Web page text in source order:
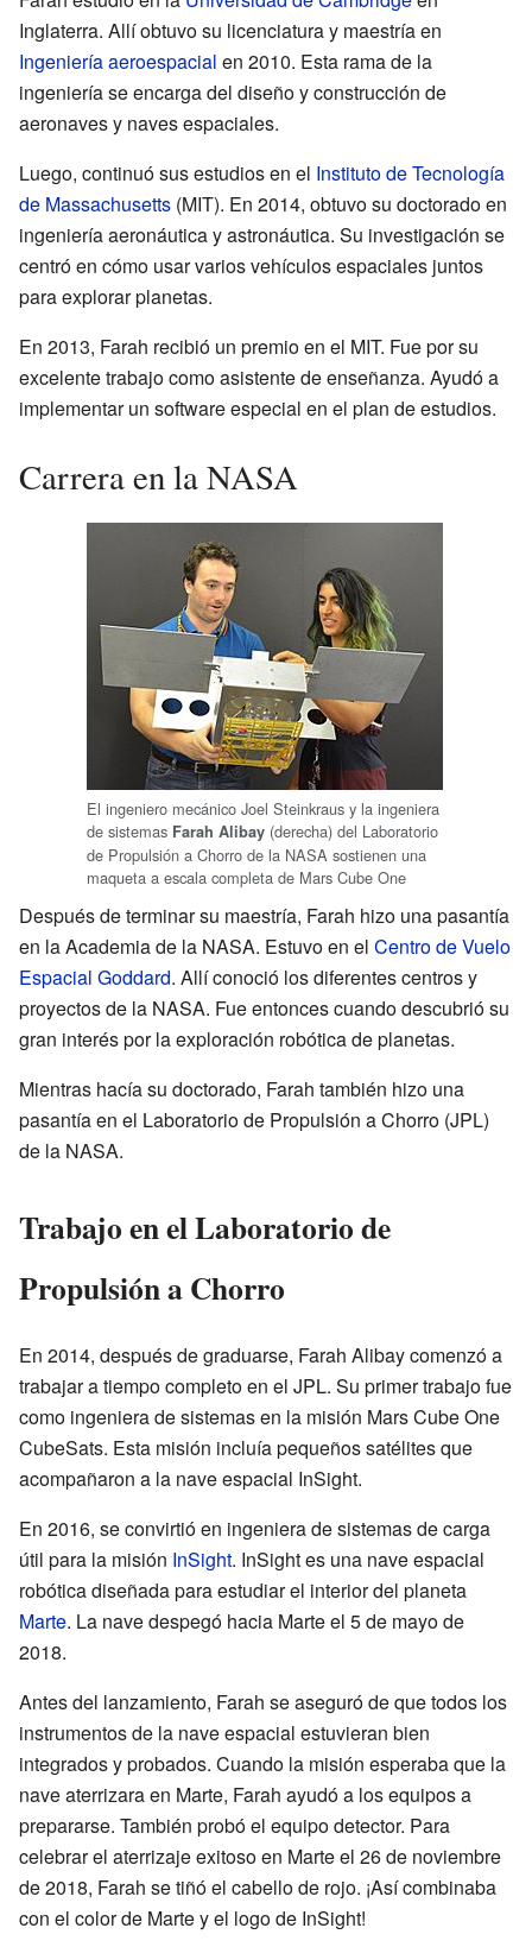
Inglaterra. Allí obtuvo su licenciatura y maestría en
Ingeniería aeroespacial en 2010. Esta rama de la
ingeniería se encarga del diseño y construcción de
aeronaves y naves espaciales.
Luego, continuó sus estudios en el Instituto de Tecnología
de Massachusetts (MIT). En 2014, obtuvo su doctorado en
ingeniería aeronáutica y astronáutica. Su investigación se
centró en cómo usar varios vehículos espaciales juntos
para explorar planetas.
En 2013, Farah recibió un premio en el MIT. Fue por su
excelente trabajo como asistente de enseñanza. Ayudó a
implementar un software especial en el plan de estudios.
Carrera en la NASA
El ingeniero mecánico Joel Steinkraus y la ingeniera
de sistemas Farah Alibay (derecha) del Laboratorio
de Propulsión a Chorro de la NASA sostienen una
maqueta a escala completa de Mars Cube One
Después de terminar su maestría, Farah hizo una pasantía
en la Academia de la NASA. Estuvo en el Centro de Vuelo
Espacial Goddard. Allí conoció los diferentes centros y
proyectos de la NASA. Fue entonces cuando descubrió su
gran interés por la exploración robótica de planetas.
Mientras hacía su doctorado, Farah también hizo una
pasantía en el Laboratorio de Propulsión a Chorro (JPL)
de la NASA.
Trabajo en el Laboratorio de
Propulsión a Chorro
En 2014, después de graduarse, Farah Alibay comenzó a
trabajar a tiempo completo en el JPL. Su primer trabajo fue
como ingeniera de sistemas en la misión Mars Cube One
CubeSats. Esta misión incluía pequeños satélites que
acompañaron a la nave espacial InSight.
En 2016, se convirtió en ingeniera de sistemas de carga
útil para la misión InSight. InSight es una nave espacial
robótica diseñada para estudiar el interior del planeta
Marte. La nave despegó hacia Marte el 5 de mayo de
2018.
Antes del lanzamiento, Farah se aseguró de que todos los
instrumentos de la nave espacial estuvieran bien
integrados y probados. Cuando la misión esperaba que la
nave aterrizara en Marte, Farah ayudó a los equipos a
prepararse. También probó el equipo detector. Para
celebrar el aterrizaje exitoso en Marte el 26 de noviembre
de 2018, Farah se tiñó el cabello de rojo. ¡Así combinaba
con el color de Marte y el logo de InSight!